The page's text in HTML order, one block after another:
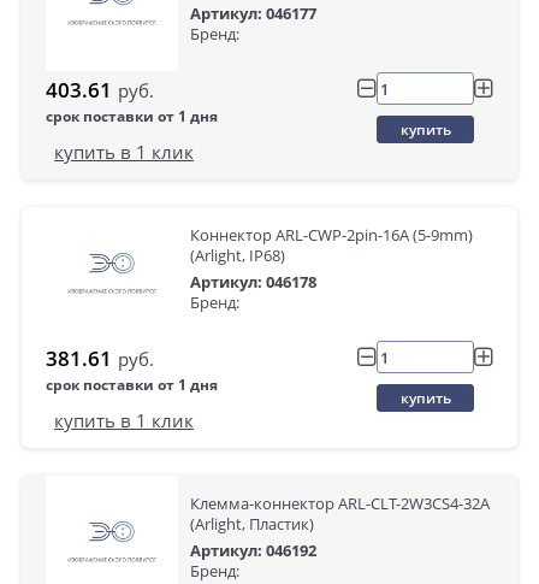
Артикул: 046177
Бренд:
403.61 руб.
срок поставки от 1 дня
купить
купить в 1 клик
Коннектор ARL-CWP-2pin-16A (5-9mm)
(Arlight, IP68)
Артикул: 046178
Бренд:
381.61 руб.
срок поставки от 1 дня
купить
купить в 1 клик
Клемма-коннектор ARL-CLT-2W3CS4-32A
(Arlight, Пластик)
Артикул: 046192
Бренд: